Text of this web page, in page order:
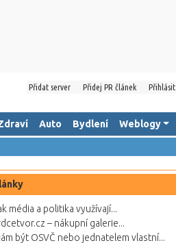
Přidat server Přidej PR článek Přihlásit
Auto Bydlení Weblogy
média a politika využívají...
– nákupní galerie...
být OSVČ nebo jednatelem vlastní...